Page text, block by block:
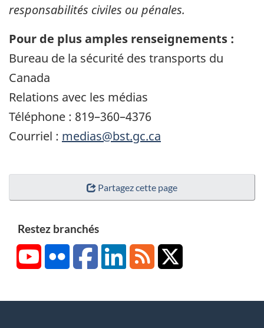
responsabilités civiles ou pénales.
Pour de plus amples renseignements :
Bureau de la sécurité des transports du
Canada
Relations avec les médias
Téléphone : 819–360–4376
Courriel : medias@bst.gc.ca
Partagez cette page
Restez branchés
YouTubeFlickr FacebookLinkedInRSS